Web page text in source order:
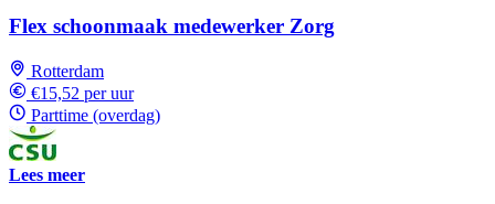
Flex schoonmaak medewerker Zorg
Rotterdam
€15,52 per uur
Parttime (overdag)
Lees meer